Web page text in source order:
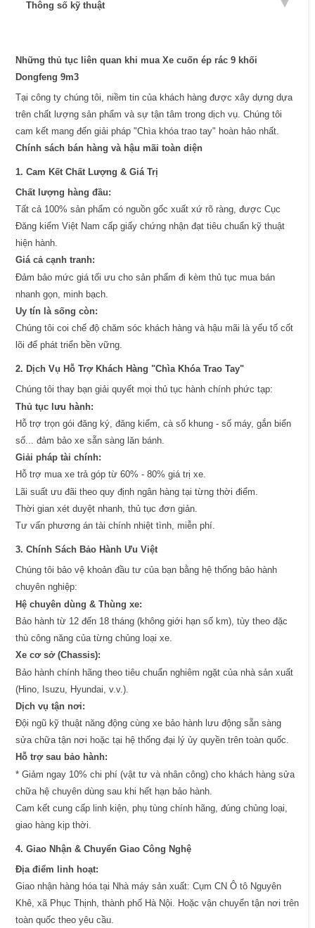
Thông số kỹ thuật
Những thủ tục liên quan khi mua Xe cuốn ép rác 9 khối
Dongfeng 9m3
Tại công ty chúng tôi, niềm tin của khách hàng được xây dựng dựa
trên chất lượng sản phẩm và sự tận tâm trong dịch vụ. Chúng tôi
cam kết mang đến giải pháp "Chìa khóa trao tay" hoàn hảo nhất.
Chính sách bán hàng và hậu mãi toàn diện
1. Cam Kết Chất Lượng & Giá Trị
Chất lượng hàng đầu:
Tất cả 100% sản phẩm có nguồn gốc xuất xứ rõ ràng, được Cục
Đăng kiểm Việt Nam cấp giấy chứng nhận đạt tiêu chuẩn kỹ thuật
hiện hành.
Giá cả cạnh tranh:
Đảm bảo mức giá tối ưu cho sản phẩm đi kèm thủ tục mua bán
nhanh gọn, minh bạch.
Uy tín là sống còn:
Chúng tôi coi chế độ chăm sóc khách hàng và hậu mãi là yếu tố cốt
lõi để phát triển bền vững.
2. Dịch Vụ Hỗ Trợ Khách Hàng "Chìa Khóa Trao Tay"
Chúng tôi thay bạn giải quyết mọi thủ tục hành chính phức tạp:
Thủ tục lưu hành:
Hỗ trợ trọn gói đăng ký, đăng kiểm, cà số khung - số máy, gắn biển
số... đảm bảo xe sẵn sàng lăn bánh.
Giải pháp tài chính:
Hỗ trợ mua xe trả góp từ 60% - 80% giá trị xe.
Lãi suất ưu đãi theo quy định ngân hàng tại từng thời điểm.
Thời gian xét duyệt nhanh, thủ tục đơn giản.
Tư vấn phương án tài chính nhiệt tình, miễn phí.
3. Chính Sách Bảo Hành Ưu Việt
Chúng tôi bảo vệ khoản đầu tư của bạn bằng hệ thống bảo hành
chuyên nghiệp:
Hệ chuyên dùng & Thùng xe:
Bảo hành từ 12 đến 18 tháng (không giới hạn số km), tùy theo đặc
thù công năng của từng chủng loại xe.
Xe cơ sở (Chassis):
Bảo hành chính hãng theo tiêu chuẩn nghiêm ngặt của nhà sản xuất
(Hino, Isuzu, Hyundai, v.v.).
Dịch vụ tận nơi:
Đội ngũ kỹ thuật năng động cùng xe bảo hành lưu động sẵn sàng
sửa chữa tận nơi hoặc tại hệ thống đại lý ủy quyền trên toàn quốc.
Hỗ trợ sau bảo hành:
* Giảm ngay 10% chi phí (vật tư và nhân công) cho khách hàng sửa
chữa hệ chuyên dùng sau khi hết hạn bảo hành.
Cam kết cung cấp linh kiện, phụ tùng chính hãng, đúng chủng loại,
giao hàng kịp thời.
4. Giao Nhận & Chuyển Giao Công Nghệ
Địa điểm linh hoạt:
Giao nhận hàng hóa tại Nhà máy sản xuất: Cụm CN Ô tô Nguyên
Khê, xã Phục Thịnh, thành phố Hà Nội. Hoặc vận chuyển tận nơi trên
toàn quốc theo yêu cầu.